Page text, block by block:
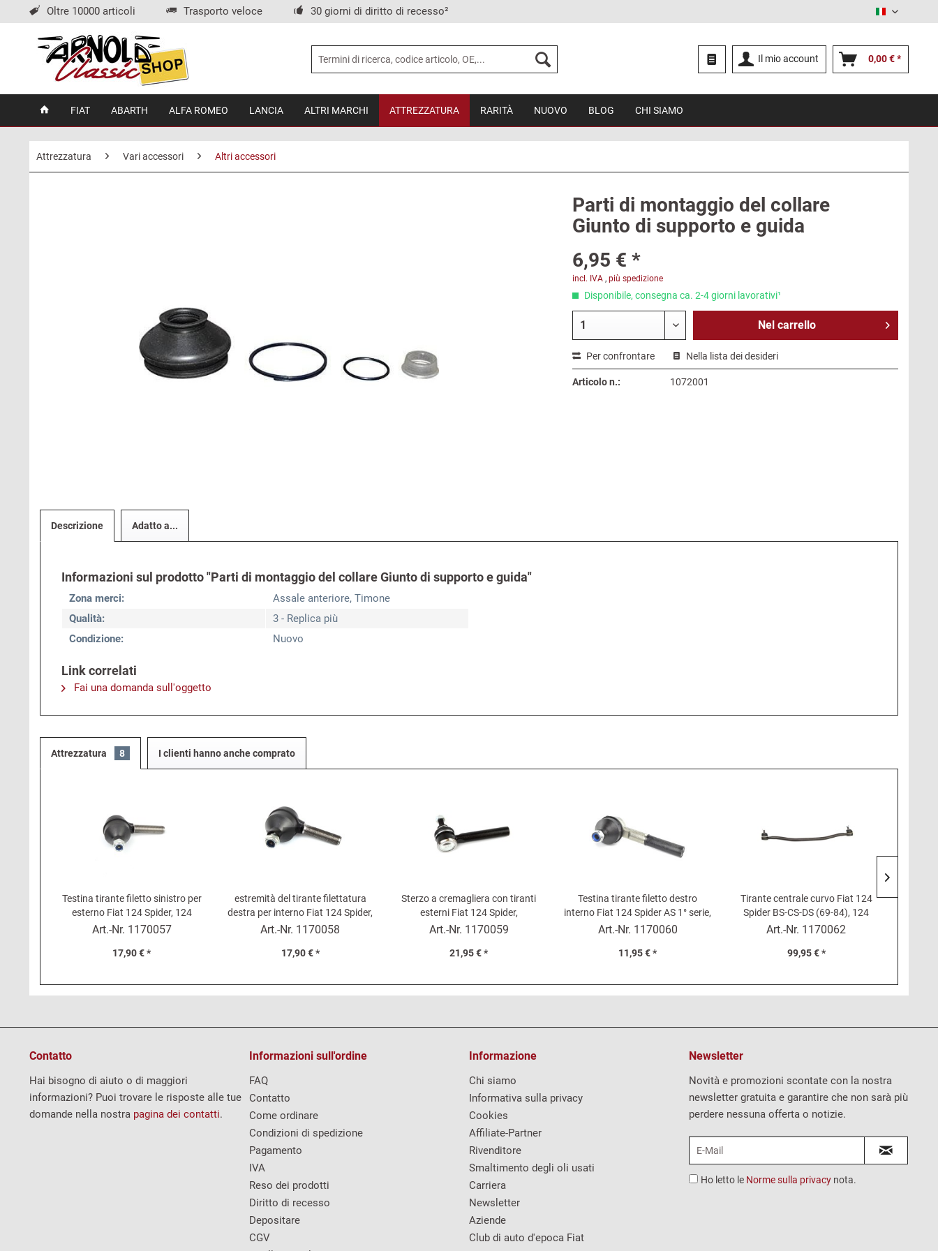
Oltre 10000 articoli Trasporto veloce 30 giorni di diritto di recesso² Italiano
Il mio account 0,00 € *
FIAT ABARTH ALFA ROMEO LANCIA ALTRI MARCHI ATTREZZATURA RARITÀ NUOVO BLOG CHI SIAMO
Attrezzatura Vari accessori Altri accessori
Parti di montaggio del collare
Giunto di supporto e guida
6,95 € *
incl. IVA, più spedizione
Disponibile, consegna ca. 2-4 giorni lavorativi¹
Nel carrello
Per confrontare Nella lista dei desideri
Articolo n.: 1072001
Descrizione Adatto a...
Informazioni sul prodotto "Parti di montaggio del collare Giunto di supporto e guida"
Zona merci:
Assale anteriore, Timone
Qualità:
3 - Replica più
Condizione:
Nuovo
Link correlati
Fai una domanda sull'oggetto
Attrezzatura 8 I clienti hanno anche comprato
Testina tirante filetto sinistro per
esterno Fiat 124 Spider, 124
Coupé, 124 Berlina, 500 F-R,...
Art.-Nr. 1170057
17,90 € *
estremità del tirante filettatura
destra per interno Fiat 124 Spider,
Fiat 124 Coupé, 124 Berlina
Art.-Nr. 1170058
17,90 € *
Sterzo a cremagliera con tiranti
esterni Fiat 124 Spider,
Autobianchi A 112
Art.-Nr. 1170059
21,95 € *
Testina tirante filetto destro
interno Fiat 124 Spider AS 1° serie,
124 Coupé AC, 126, 500, 600
Art.-Nr. 1170060
11,95 € *
Tirante centrale curvo Fiat 124
Spider BS-CS-DS (69-84), 124
Coupé
Art.-Nr. 1170062
99,95 € *
Contatto
Hai bisogno di aiuto o di maggiori
informazioni? Puoi trovare le risposte alle tue
domande nella nostra pagina dei contatti.
Informazioni sull'ordine
FAQ
Contatto
Come ordinare
Condizioni di spedizione
Pagamento
IVA
Reso dei prodotti
Diritto di recesso
Depositare
CGV
Informazione
Chi siamo
Informativa sulla privacy
Cookies
Affiliate-Partner
Rivenditore
Smaltimento degli oli usati
Carriera
Newsletter
Aziende
Club di auto d'epoca Fiat
Newsletter
Novità e promozioni scontate con la nostra
newsletter gratuita e garantire che non sarà più
perdere nessuna offerta o notizie.
Ho letto le Norme sulla privacy nota.